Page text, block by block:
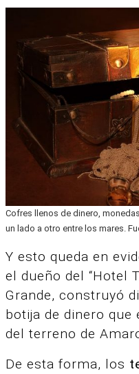
Cofres llenos de dinero,
un lado a otro entre los mares.
Y esto queda en
el dueño del “Hotel
Grande, construyó
botija de dinero
del terreno de
De esta forma, los